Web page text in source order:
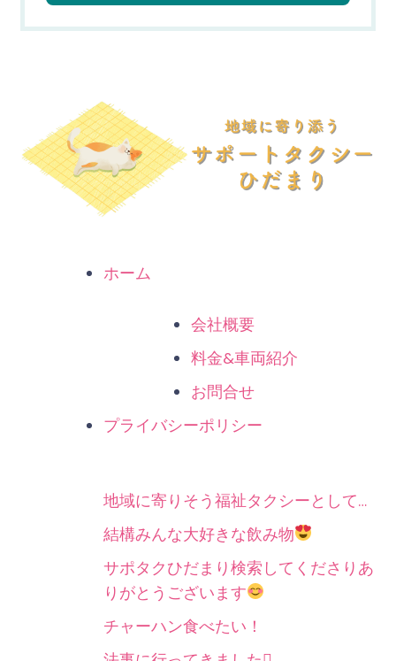
ホーム
会社概要
料金&車両紹介
お問合せ
プライバシーポリシー
地域に寄りそう福祉タクシーとして…
結構みんな大好きな飲み物
サポタクひだまり検索してくださりあ
りがとうございます
チャーハン食べたい！